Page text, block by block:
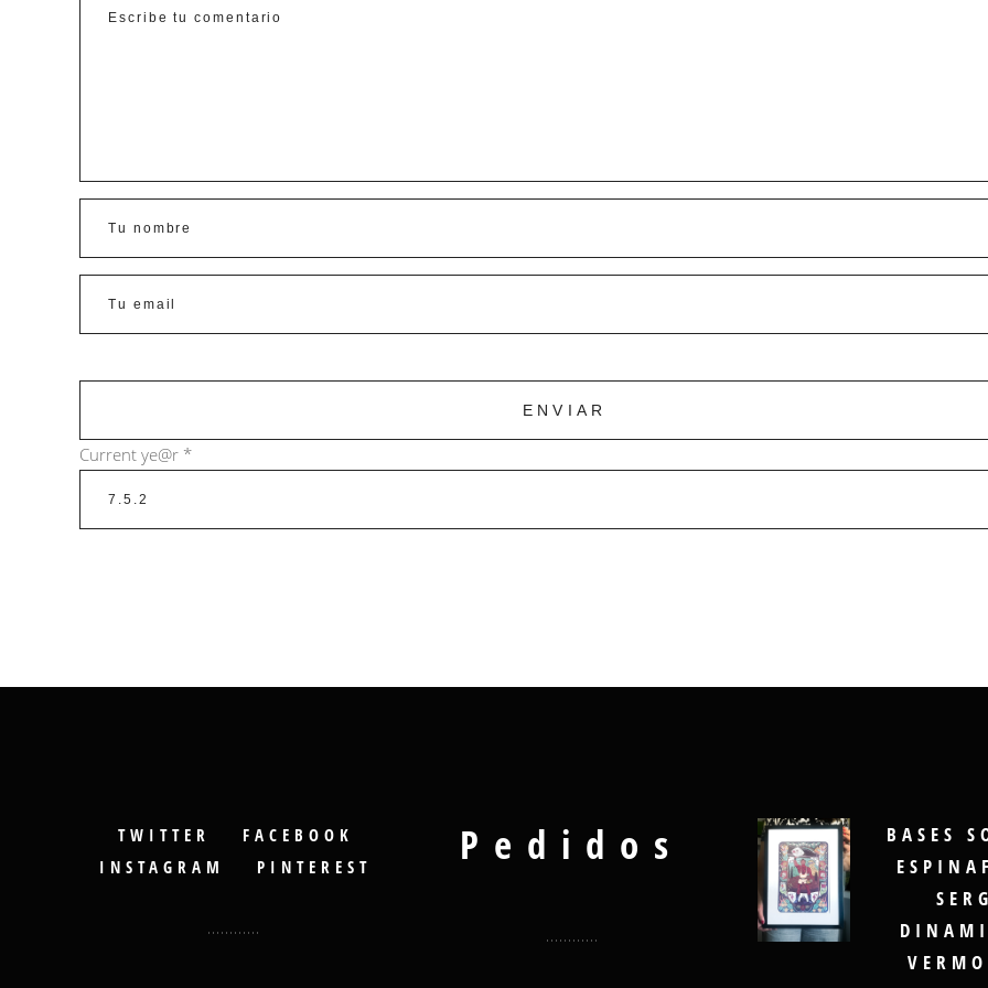
Current ye@r *
TWITTER
FACEBOOK
INSTAGRAM
PINTEREST Pedidos
BASES